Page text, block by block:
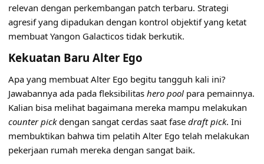
relevan dengan perkembangan patch terbaru. Strategi
agresif yang dipadukan dengan kontrol objektif yang ketat
membuat Yangon Galacticos tidak berkutik.
Kekuatan Baru Alter Ego
Apa yang membuat Alter Ego begitu tangguh kali ini?
Jawabannya ada pada fleksibilitas hero pool para pemainnya.
Kalian bisa melihat bagaimana mereka mampu melakukan
counter pickdengan sangat cerdas saat fase draft pick. Ini
membuktikan bahwa tim pelatih Alter Ego telah melakukan
pekerjaan rumah mereka dengan sangat baik.